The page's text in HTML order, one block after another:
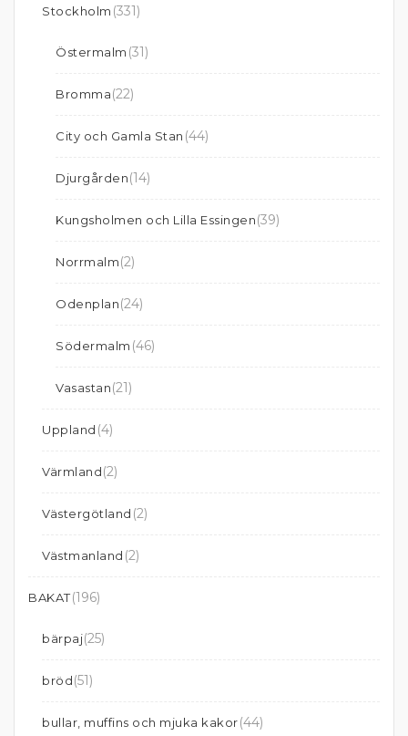
Stockholm (331)
Östermalm (31)
Bromma(22)
City och Gamla Stan (44)
Djurgården(14)
Kungsholmen och Lilla Essingen(39)
Norrmalm(2)
Odenplan(24)
Södermalm (46)
Vasastan(21)
Uppland (4)
Värmland(2)
Västergötland (2)
Västmanland (2)
BAKAT(196)
bärpaj(25)
bröd(51)
bullar, muffins och mjuka kakor(44)